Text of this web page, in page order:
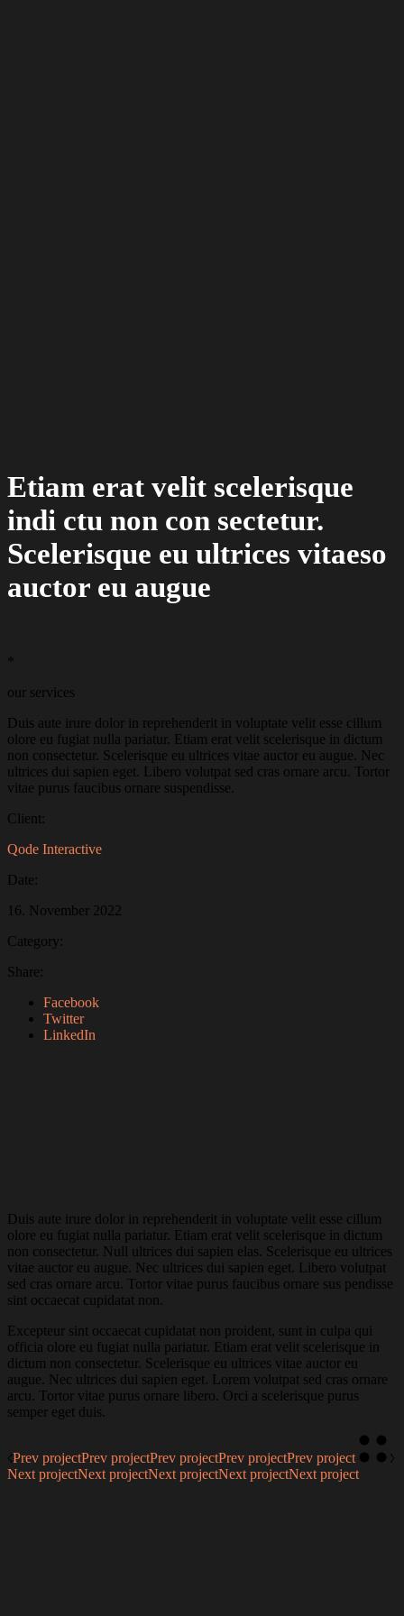
Etiam erat velit scelerisque
indi ctu non con sectetur.
Scelerisque eu ultrices vitaeso
auctor eu augue
our services
Duis aute irure dolor in reprehenderit in voluptate velit esse cillum
olore eu fugiat nulla pariatur. Etiam erat velit scelerisque in dictum
non consectetur. Scelerisque eu ultrices vitae auctor eu augue. Nec
ultrices dui sapien eget. Libero volutpat sed cras ornare arcu. Tortor
vitae purus faucibus ornare suspendisse.
Client:
Qode Interactive
Date:
16. November 2022
Category:
Share:
Facebook
Twitter
LinkedIn
Duis aute irure dolor in reprehenderit in voluptate velit esse cillum
olore eu fugiat nulla pariatur. Etiam erat velit scelerisque in dictum
non consectetur. Null ultrices dui sapien elas. Scelerisque eu ultrices
vitae auctor eu augue. Nec ultrices dui sapien eget. Libero volutpat
sed cras ornare arcu. Tortor vitae purus faucibus ornare sus pendisse
sint occaecat cupidatat non.
Excepteur sint occaecat cupidatat non proident, sunt in culpa qui
officia olore eu fugiat nulla pariatur. Etiam erat velit scelerisque in
dictum non consectetur. Scelerisque eu ultrices vitae auctor eu
augue. Nec ultrices dui sapien eget. Lorem volutpat sed cras ornare
arcu. Tortor vitae purus ornare libero. Orci a scelerisque purus
semper eget duis.
Prev projectPrev projectPrev projectPrev projectPrev project
Next projectNext projectNext projectNext projectNext project